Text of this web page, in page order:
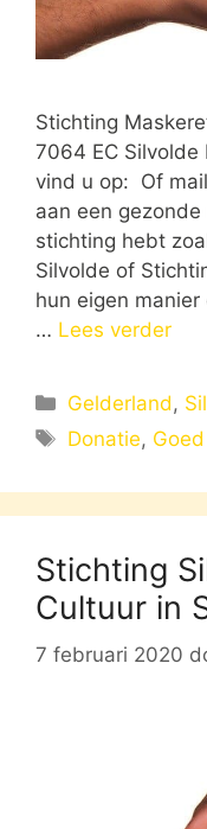
Stichting
7064 EC
vind u op: Of
aan een
stichting hebt
Silvolde of
hun eigen
… Lees verder
Categorieën
Gelderland ,
Tags
Donatie,
Stichting
Cultuur in
7 februari 2020